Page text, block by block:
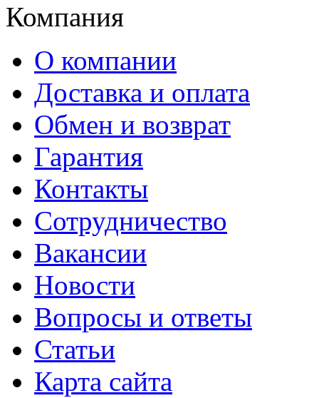
Компания
О компании
Доставка и оплата
Обмен и возврат
Гарантия
Контакты
Сотрудничество
Вакансии
Новости
Вопросы и ответы
Статьи
Карта сайта